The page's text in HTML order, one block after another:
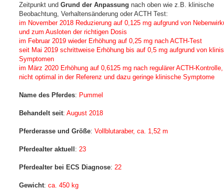
Zeitpunkt und Grund der Anpassung nach oben wie z.B. klinische
Beobachtung, Verhaltensänderung oder ACTH Test:
im November 2018 Reduzierung auf 0,125 mg aufgrund von
und zum Ausloten der richtigen Dosis
im Februar 2019 wieder Erhöhung auf 0,25 mg nach ACTH-Test
seit Mai 2019 schrittweise Erhöhung bis auf 0,5 mg aufgrund von
Symptomen
im März 2020 Erhöhung auf 0,6125 mg nach regulärer ACTH-
nicht optimal in der Referenz und dazu geringe klinische Symptome
Name des Pferdes: Pummel
Behandelt seit: August 2018
Pferderasse und Größe: Vollblutaraber, ca. 1,52 m
Pferdealter aktuell: 23
Pferdealter bei ECS Diagnose: 22
Gewicht: ca. 450 kg